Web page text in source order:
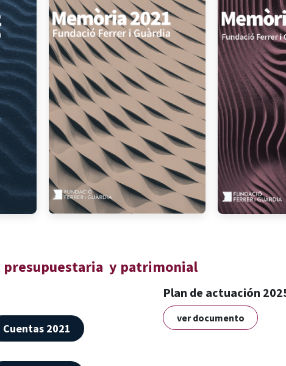
presupuestaria y patrimonial
Cuentas 2021
Plan de actuación
ver documento